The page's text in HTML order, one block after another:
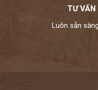
TƯ VẤN
Luôn sẵn